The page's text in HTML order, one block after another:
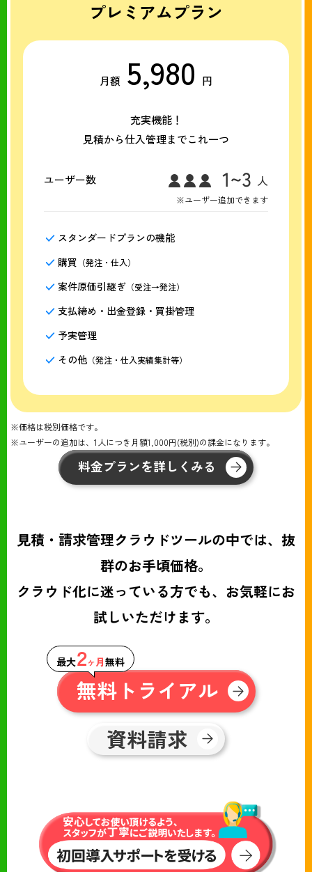
プレミアムプラン
月額 5,980 円
充実機能！
見積から仕入管理までこれ一つ
ユーザー数
※ユーザー追加できます
スタンダードプランの機能
購買 （発注・仕入）
案件原価引継ぎ （受注→発注）
支払締め・出金登録・買掛管理
予実管理
その他 （発注・仕入実績集計等）
※価格は税別価格です。
※ユーザーの追加は、1人につき月額1,000円(税別)の課金になります。
料金プランを詳しくみる
見積・請求管理クラウドツールの中では、抜
群のお手頃価格。
クラウド化に迷っている方でも、お気軽にお
試しいただけます。
最大２ヶ月無料
無料トライアル
資料請求